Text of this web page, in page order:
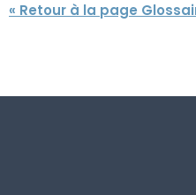
« Retour à la page